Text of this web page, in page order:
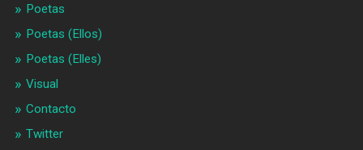
Poetas
Poetas (Ellos)
Poetas (Elles)
Visual
Contacto
Twitter